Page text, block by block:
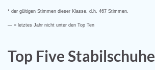
* der gültigen Stimmen dieser Klasse, d.h. 467 Stimmen.
— = letztes Jahr nicht unter den Top Ten
Top Five Stabilschuhe